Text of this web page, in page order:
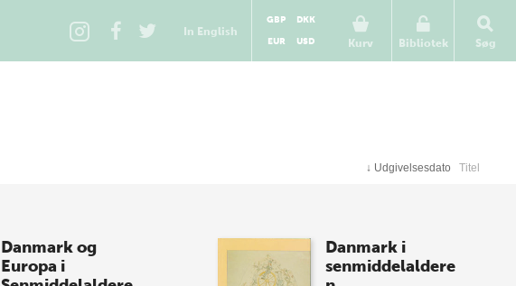
In English
Kurv
GBP
DKK
EUR
USD Bibliotek Søg
↓ Udgivelsesdato Titel
Danmark og
Europa i
Danmark i
senmiddelaldere